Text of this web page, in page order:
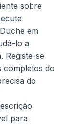
sobre
em
lo a
Registe-se
completos do
do
para